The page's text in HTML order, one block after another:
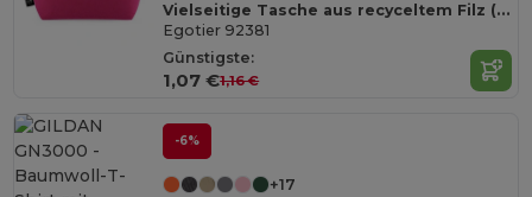
Vielseitige Tasche aus recyceltem Filz (100% rPET)
Egotier 92381
Günstigste:
1,07 €1,16 €
-6%
+17